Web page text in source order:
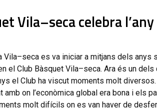
Vila–secacelebral’any
Vila–seca es va iniciar a mitjans dels anys
el Club Bàsquet Vila–seca. Ara és un dels
el Club ha viscut moments molt diversos.
amb on l’econòmica global era bona i els
molt difícils on es van haver de desfer